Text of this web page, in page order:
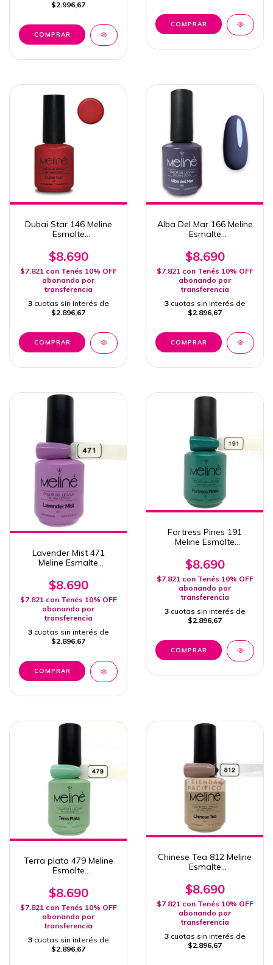
$2.996,67
Dubai Star 146 Meline
Esmalte
Uv/Led
$8.690
$7.821 con Tenés 10% OFF
abonando por
transferencia
3 cuotas sin interés de
$2.896,67
Alba Del Mar 166 Meline
Esmalte
Uv/Led
$8.690
$7.821 con Tenés 10% OFF
abonando por
transferencia
3 cuotas sin interés de
$2.896,67
Lavender Mist 471
Meline Esmalte
Uv/Led 15ml
$8.690
$7.821 con Tenés 10% OFF
abonando por
transferencia
3 cuotas sin interés de
$2.896,67
Fortress Pines 191
Meline Esmalte
Uv/Led
$8.690
$7.821 con Tenés 10% OFF
abonando por
transferencia
3 cuotas sin interés de
$2.896,67
Terra plata 479 Meline
Esmalte
Uv/Led
$8.690
$7.821 con Tenés 10% OFF
abonando por
transferencia
3 cuotas sin interés de
$2.896,67
Chinese Tea 812 Meline
Esmalte
Uv/Led
$8.690
$7.821 con Tenés 10% OFF
abonando por
transferencia
3 cuotas sin interés de
$2.896,67